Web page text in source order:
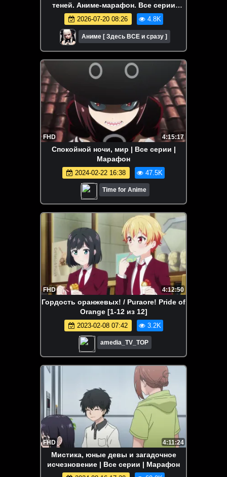
теней. Аниме-марафон. Все серии
подряд.
2026-07-20 08:26 4.8K
Аниме [ Здесь ВСЕ и сразу ]
FHD 4:15:17
Спокойной ночи, мир | Все серии |
Марафон
2024-02-22 16:38 47.5K
Time for Anime
FHD 4:12:50
Гордость оранжевых! / Puraore! Pride of
Orange [1-12 из 12]
2023-02-08 07:42 3.2K
amedia_TV_TOP
FHD 4:11:24
Мистика, юные девы и загадочное
исчезновение | Все серии | Марафон